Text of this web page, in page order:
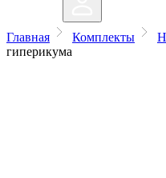
Главная Комплекты
гиперикума